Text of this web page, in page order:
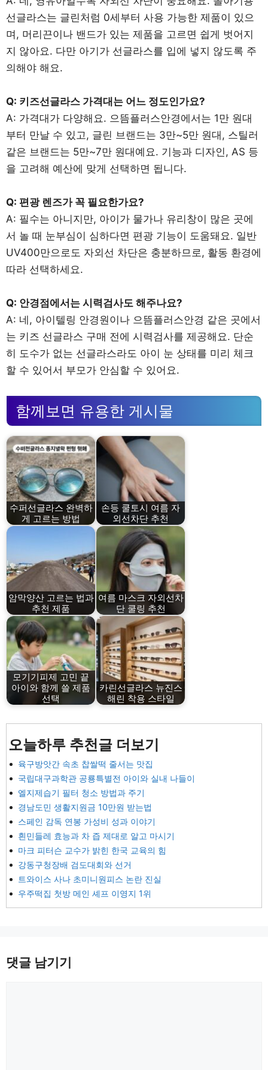
선글라스는 글린처럼 0세부터 사용 가능한 제품이 있으
며, 머리끈이나 밴드가 있는 제품을 고르면 쉽게 벗어지
지 않아요. 다만 아기가 선글라스를 입에 넣지 않도록 주
의해야 해요.
Q: 키즈선글라스 가격대는 어느 정도인가요?
A: 가격대가 다양해요. 으뜸플러스안경에서는 1만 원대
부터 만날 수 있고, 글린 브랜드는 3만~5만 원대, 스틸러
같은 브랜드는 5만~7만 원대예요. 기능과 디자인, AS 등
을 고려해 예산에 맞게 선택하면 됩니다.
Q: 편광 렌즈가 꼭 필요한가요?
A: 필수는 아니지만, 아이가 물가나 유리창이 많은 곳에
서 놀 때 눈부심이 심하다면 편광 기능이 도움돼요. 일반
UV400만으로도 자외선 차단은 충분하므로, 활동 환경에
따라 선택하세요.
Q: 안경점에서는 시력검사도 해주나요?
A: 네, 아이텔링 안경원이나 으뜸플러스안경 같은 곳에서
는 키즈 선글라스 구매 전에 시력검사를 제공해요. 단순
히 도수가 없는 선글라스라도 아이 눈 상태를 미리 체크
할 수 있어서 부모가 안심할 수 있어요.
함께보면 유용한 게시물
수퍼선글라스 완벽하
게 고르는 방법
손등 쿨토시 여름 자
외선차단 추천
암막양산 고르는 법과
추천 제품
여름 마스크 자외선차
단 쿨링 추천
모기기피제 고민 끝
아이와 함께 쓸 제품
선택
카린선글라스 뉴진스
해린 착용 스타일
오늘하루 추천글 더보기
육구방앗간 속초 찹쌀떡 줄서는 맛집
국립대구과학관 공룡특별전 아이와 실내 나들이
엘지제습기 필터 청소 방법과 주기
경남도민 생활지원금 10만원 받는법
스페인 감독 연봉 가성비 성과 이야기
흰민들레 효능과 차 즙 제대로 알고 마시기
마크 피터슨 교수가 밝힌 한국 교육의 힘
강동구청장배 검도대회와 선거
트와이스 사나 초미니원피스 논란 진실
우주떡집 첫방 메인 셰프 이영지 1위
댓글 남기기